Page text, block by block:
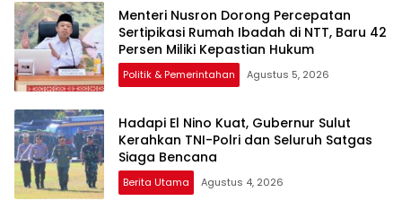
Menteri Nusron Dorong Percepatan
Sertipikasi Rumah Ibadah di NTT, Baru 42
Persen Miliki Kepastian Hukum
Politik & Pemerintahan Agustus 5, 2026
Hadapi El Nino Kuat, Gubernur Sulut
Kerahkan TNI-Polri dan Seluruh Satgas
Siaga Bencana
Berita Utama Agustus 4, 2026